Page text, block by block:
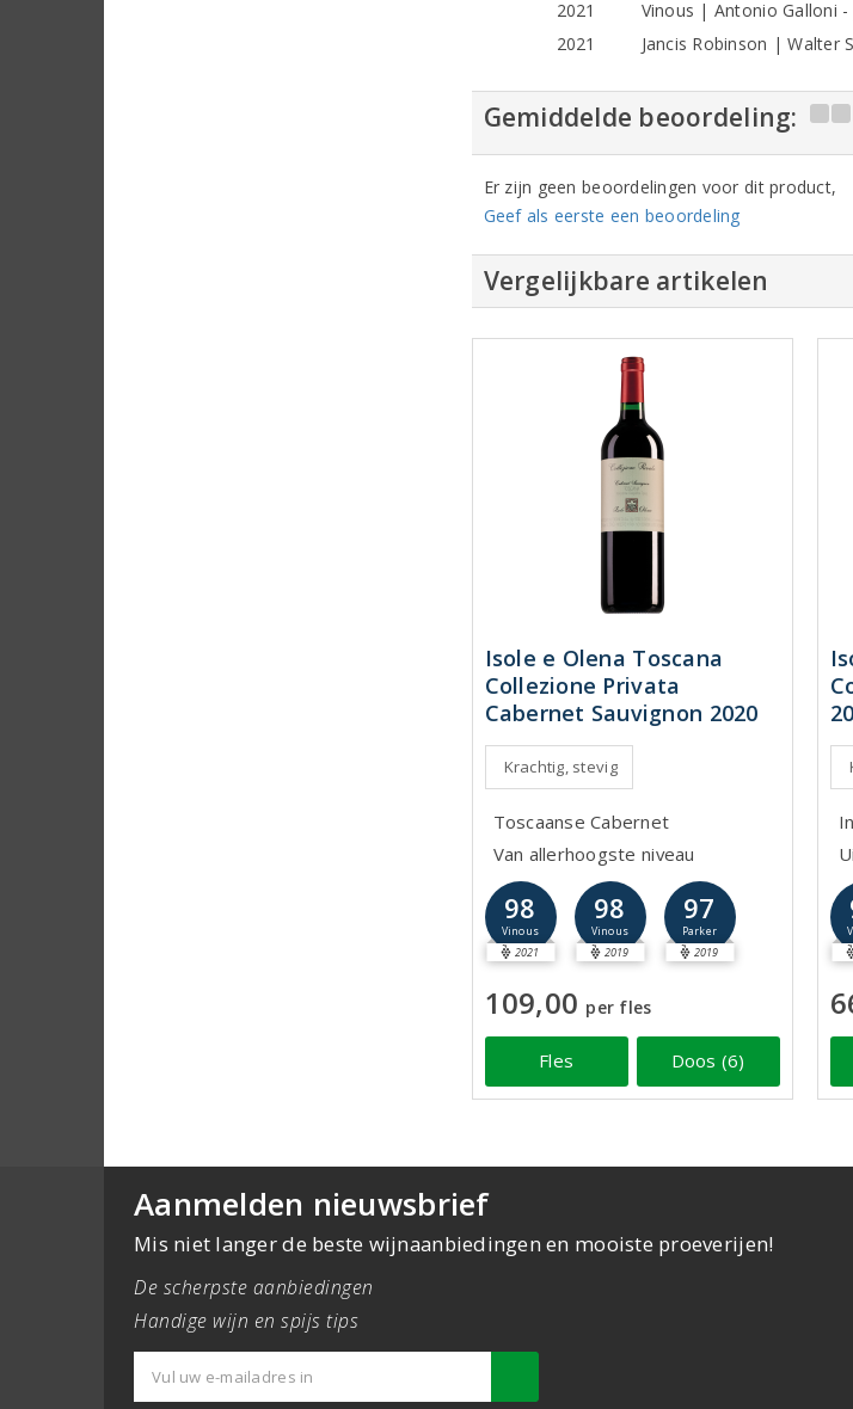
2021
Vinous | Antonio Galloni
2021
Jancis Robinson | Walter
Gemiddelde beoordeling:
Er zijn geen beoordelingen voor dit product,
Geef als eerste een beoordeling
Vergelijkbare artikelen
Isole e Olena Toscana
Collezione Privata
Cabernet Sauvignon 2020
Krachtig, stevig
Toscaanse Cabernet
Van allerhoogste niveau
98
Vinous
2021
98
Vinous
2019
97
Parker
2019
109,00 per fles
Fles Doos (6)
Aanmelden nieuwsbrief
Mis niet langer de beste wijnaanbiedingen en mooiste proeverijen!
De scherpste aanbiedingen
Handige wijn en spijs tips